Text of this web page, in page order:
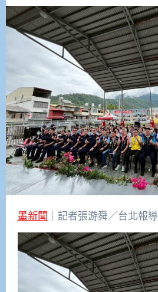
墨新聞 ｜記者張游舜／台北報導